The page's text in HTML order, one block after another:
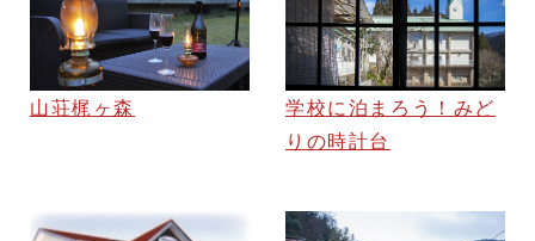
山荘梶ヶ森
学校に泊まろう！みど
りの時計台